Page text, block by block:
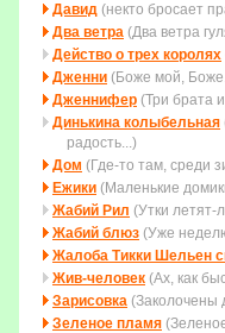
Давид (некто бросает
Два ветра (Два ветра
Действо о трех королях
Дженни (Боже мой,
Дженнифер (Три брата
Динькина колыбельная
радость...)
Дом (Где-то там, среди
Ежики (Маленькие
Жабий Рил (Утки летят-
Жабий блюз (Уже
Жалоба Тикки Шельен
Жив-человек (Ах, как
Зарисовка (Заколочены
Зеленое пламя